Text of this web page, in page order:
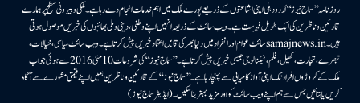
روزنامہ ’’سماج نیوز‘‘ اُردو دہلی اپنی اشاعتوں کے ذریعے پورے ملک میں اہم خدمات انجام دے رہا ہے۔ ملکی وبیرونی سطح پر ہمارے
قارئین وناظرین کی ایک طویل فہرست ہے۔ ویب سائٹ کے ذریعہ انہیں اپنے وطنی، دینی وملی بھائیوں کی خبریں موصول ہوتی
ہیں۔samajnews.inسائٹ عوام اور انفراد میں دنیا بھر کی قابل اعتماد خبریں پیش کرتا ہے۔ ویب سائٹ سیاسی، خیالات،
تبصرے، تجارت، کھیل، فلم، ٹیکنالوجی جیسی خبریں پیش کرتا ہے۔ ’’سماج نیوز‘‘ کی شروعات 10مئی 2016 سے ہوئی جو اب
ملک کے کروڑوں افراد تک اپنی آواز کامیابی سے پہنچا رہا ہے۔ ’’سماج نیوز‘‘ کے قارئین وناظرین ہمیں اپنے قیمتی مشورے سے آگاہ
کریں یا بتائیں جس سے ہم اپنے ویب سائٹ کو اور مزید بہتر بناسکیں۔ (ایڈیٹر سماج نیوز)